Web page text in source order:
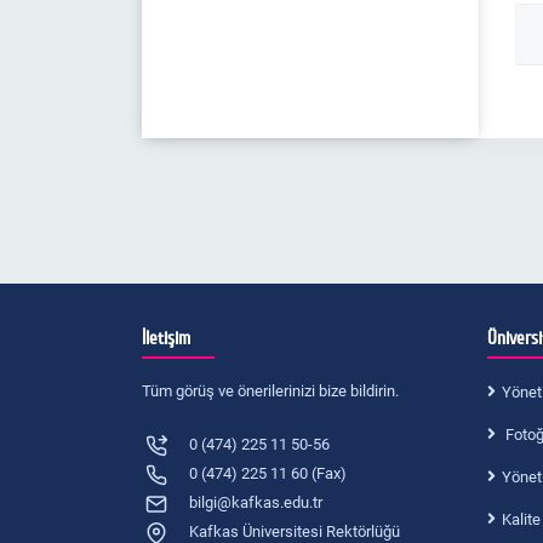
İletişim
Tüm görüş ve önerilerinizi bize bildirin.
0 (474) 225 11 50-56
0 (474) 225 11 60 (Fax)
bilgi@kafkas.edu.tr
Kafkas Üniversitesi Rektörlüğü